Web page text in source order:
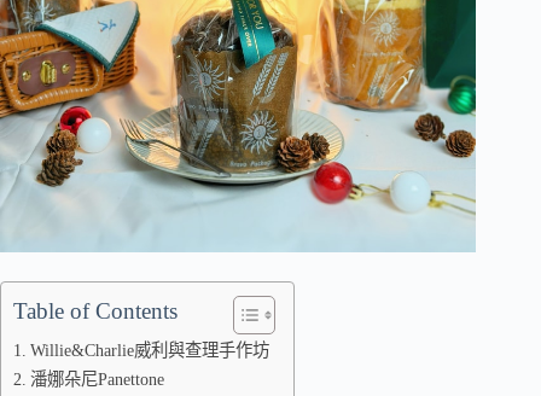
Table of Contents
Willie&Charlie威利與查理手作坊
潘娜朵尼Panettone